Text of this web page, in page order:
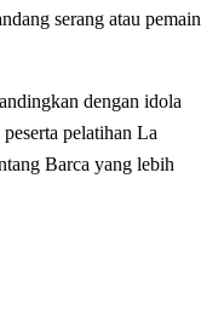
serang atau pemain
dengan idola
pelatihan La
Barca yang lebih